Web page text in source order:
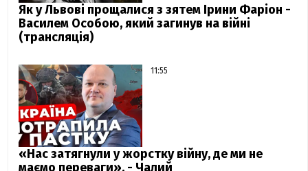
Як у Львові прощалися з зятем Ірини Фаріон -
Василем Особою, який загинув на війні
(трансляція)
11:55
«Нас затягнули у жорстку війну, де ми не
маємо переваги», - Чалий